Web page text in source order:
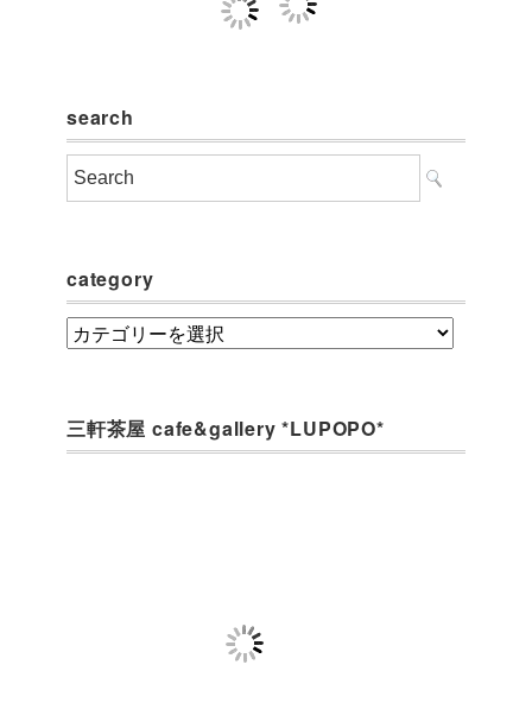
search
category
category
三軒茶屋 cafe&gallery *LUPOPO*